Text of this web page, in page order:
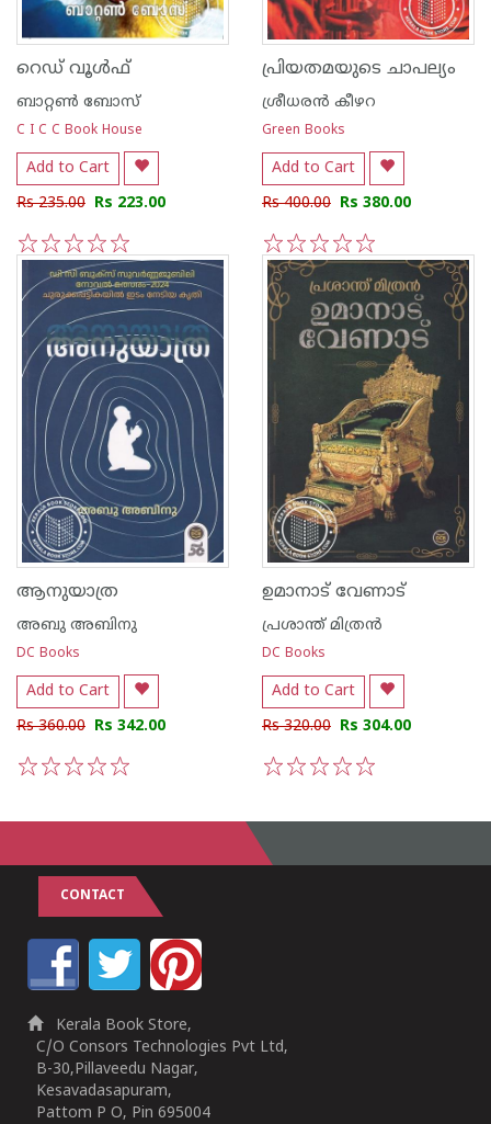
റെഡ് വൂൾഫ്
ബാറ്റണ്‍ ബോസ്
C I C C Book House
Add to Cart
Rs 235.00 Rs 223.00
5
4
3
2
1
പ്രിയതമയുടെ ചാപല്യം
ശ്രീധരന്‍ കീഴറ
Green Books
Add to Cart
Rs 400.00 Rs 380.00
5
4
3
2
1
ആനുയാത്ര
അബു അബിനു
DC Books
Add to Cart
Rs 360.00 Rs 342.00
ഉമാനാട് വേണാട്
പ്രശാന്ത് മിത്രന്‍
DC Books
Add to Cart
Rs 320.00 Rs 304.00
CONTACT
Kerala Book Store,
C/O Consors Technologies Pvt Ltd,
B-30,Pillaveedu Nagar,
Kesavadasapuram,
Pattom P O, Pin 695004